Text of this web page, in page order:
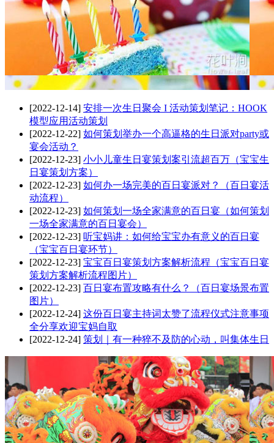
[2022-12-14] 安排一次生日聚会 I 活动策划笔记：HOOK
模型应用活动策划
[2022-12-22] 如何策划举办一个高逼格的生日派对party或
宴会活动？
[2022-12-23] 小小儿童生日宴策划案引流超百万（宝宝生
日宴策划方案）
[2022-12-23] 如何办一场完美的百日宴派对？（百日宴活
动流程）
[2022-12-23] 如何策划一场全家满意的百日宴（如何策划
一场全家满意的百日宴会）
[2022-12-23] 听宝妈讲：如何给宝宝办有意义的百日宴
（宝宝百日宴环节）
[2022-12-23] 宝宝百日宴策划方案解析流程（宝宝百日宴
策划方案解析流程图片）
[2022-12-23] 百日宴布置攻略有什么？（百日宴场景布置
图片）
[2022-12-24] 这份百日宴主持词太赞了流程仪式注意事项
全分享欢迎宝妈自取
[2022-12-24] 策划｜有一种猝不及防的心动，叫集体生日